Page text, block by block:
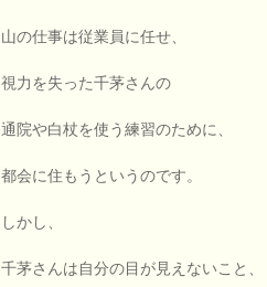
山の仕事は従業員に任せ、
視力を失った千茅さんの
通院や白杖を使う練習のために、
都会に住もうというのです。
しかし、
千茅さんは自分の目が見えないこと、